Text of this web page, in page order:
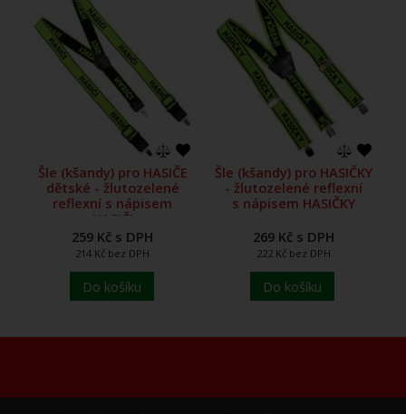
Šle (kšandy) pro HASIČE
dětské - žlutozelené
reflexní s nápisem
HASIČI
259 Kč s DPH
214 Kč bez DPH
Do košíku
Šle (kšandy) pro HASIČKY
- žlutozelené reflexní
s nápisem HASIČKY
269 Kč s DPH
222 Kč bez DPH
Do košíku